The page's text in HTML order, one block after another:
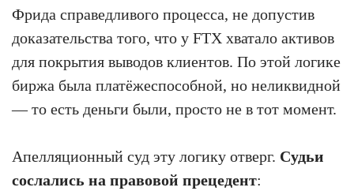
Фрида справедливого процесса, не допустив
доказательства того, что у FTX хватало активов
для покрытия выводов клиентов. По этой логике
биржа была платёжеспособной, но неликвидной
— то есть деньги были, просто не в тот момент.
Апелляционный суд эту логику отверг. Судьи
сослались на правовой прецедент: